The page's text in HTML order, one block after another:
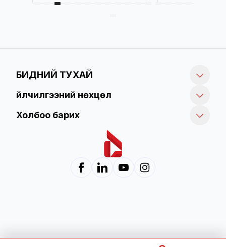
БИДНИЙ ТУХАЙ
Үйлчилгээний нөхцөл
Холбоо барих